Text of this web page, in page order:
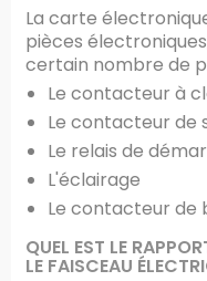
La carte
pièces
certain nombre de
Le contacteur à
Le contacteur de
Le relais de
L'éclairage
Le contacteur de
QUEL EST LE
LE FAISCEAU